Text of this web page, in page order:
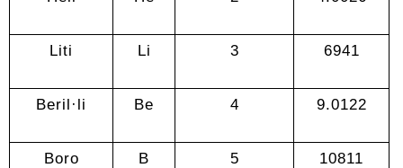
Liti Li 3 6941
Beril·li Be 4 9.0122
Boro B 5 10811